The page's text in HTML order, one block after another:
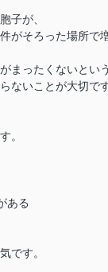
子が、
がそろった場所で
まったくないとい
ないことが大切です
。
ある
です。